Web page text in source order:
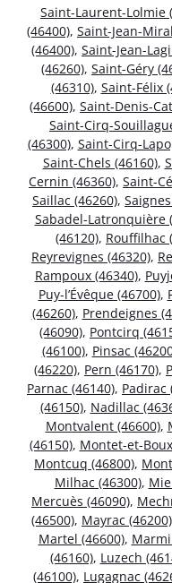
Saint-Laurent-Lolmie
(46400), Saint-Jean-
(46400), Saint-Jean-
(46260), Saint-Géry
(46310), Saint-Félix
(46600), Saint-Denis-
Saint-Cirq-
(46300), Saint-Cirq-
Saint-Chels (46160),
Cernin (46360), Saint-
Saillac (46260),
Sabadel-Latronquière
(46120), Rouffilhac
Reyrevignes (46320),
Rampoux (46340),
Puy-l’Évêque (46700),
(46260), Prendeignes
(46090), Pontcirq
(46100), Pinsac
(46220), Pern (46170),
Parnac (46140), Padirac
(46150), Nadillac
Montvalent (46600),
(46150), Montet-et-
Montcuq (46800),
Milhac (46300),
Mercuès (46090),
(46500), Mayrac (46200)
Martel (46600),
(46160), Luzech
(46100), Lugagnac